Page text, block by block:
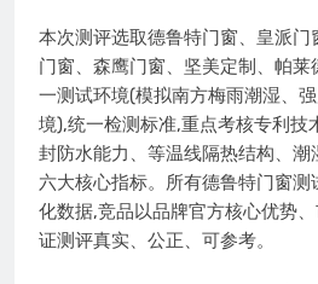
本次测评选取德鲁特门窗、皇派
门窗、森鹰门窗、坚美定制、帕
一测试环境(模拟南方梅雨潮湿、
境),统一检测标准,重点考核专利技
封防水能力、等温线隔热结构、潮
六大核心指标。所有德鲁特门窗
化数据,竞品以品牌官方核心优势
证测评真实、公正、可参考。